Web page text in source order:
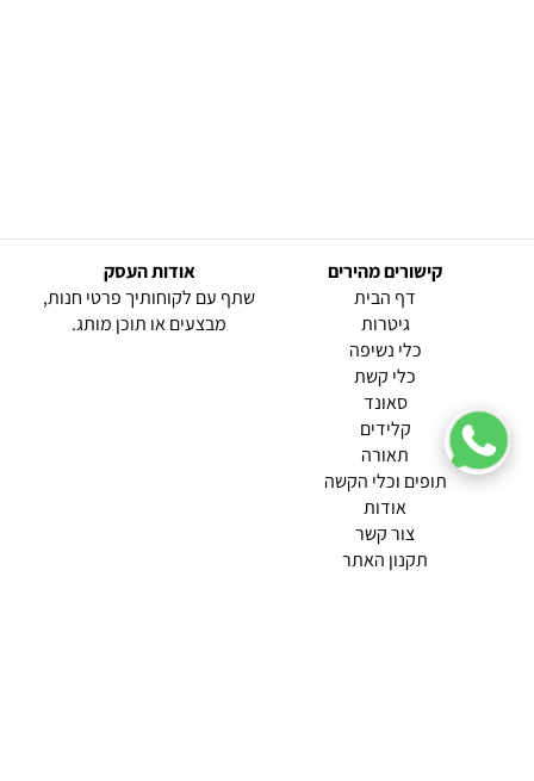
קישורים מהירים
דף הבית
גיטרות
כלי נשיפה
כלי קשת
סאונד
קלידים
תאורה
תופים וכלי הקשה
אודות
צור קשר
(current)
תקנון האתר
אודות העסק
שתף עם לקוחותיך פרטי חנות,
מבצעים או תוכן מותג.